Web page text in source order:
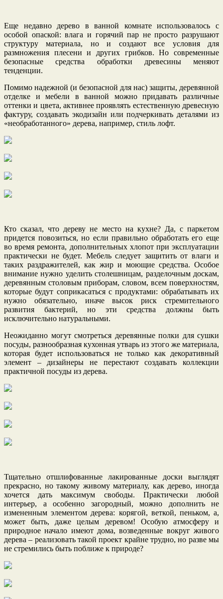
Еще недавно дерево в ванной комнате использовалось с
особой опаской: влага и горячий пар не просто разрушают
структуру материала, но и создают все условия для
размножения плесени и других грибков. Но современные
безопасные средства обработки древесины меняют
тенденции.
Помимо надежной (и безопасной для нас) защиты, деревянной
отделке и мебели в ванной можно придавать различные
оттенки и цвета, активнее проявлять естественную древесную
фактуру, создавать экодизайн или подчеркивать деталями из
«необработанного» дерева, например, стиль лофт.
Кто сказал, что дереву не место на кухне? Да, с паркетом
придется повозиться, но если правильно обработать его еще
во время ремонта, дополнительных хлопот при эксплуатации
практически не будет. Мебель следует защитить от влаги и
таких раздражителей, как жир и моющие средства. Особое
внимание нужно уделить столешницам, разделочным доскам,
деревянным столовым приборам, словом, всем поверхностям,
которые будут соприкасаться с продуктами: обрабатывать их
нужно обязательно, иначе высок риск стремительного
развития бактерий, но эти средства должны быть
исключительно натуральными.
Неожиданно могут смотреться деревянные полки для сушки
посуды, разнообразная кухонная утварь из этого же материала,
которая будет использоваться не только как декоративный
элемент – дизайнеры не перестают создавать коллекции
практичной посуды из дерева.
Тщательно отшлифованные лакированные доски выглядят
прекрасно, но такому живому материалу, как дерево, иногда
хочется дать максимум свободы. Практически любой
интерьер, а особенно загородный, можно дополнить не
измененным элементом дерева: корягой, веткой, пеньком, а,
может быть, даже целым деревом! Особую атмосферу и
природное начало имеют дома, возведенные вокруг живого
дерева – реализовать такой проект крайне трудно, но разве мы
не стремились быть поближе к природе?